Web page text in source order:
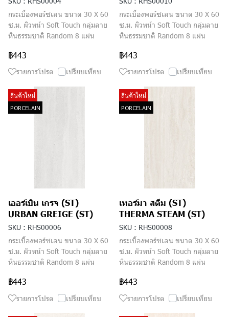
กระเบื้องพอร์ซเลน ขนาด 30 X 60
ซ.ม. ผิวหน้า Soft Touch กลุ่มลาย
หินธรรมชาติ Random 8 แผ่น
฿443
รายการโปรด เปรียบเทียบ
กระเบื้องพอร์ซเลน ขนาด 30 X 60
ซ.ม. ผิวหน้า Soft Touch กลุ่มลาย
หินธรรมชาติ Random 8 แผ่น
฿443
รายการโปรด เปรียบเทียบ
สินค้าใหม่
PORCELAIN
เออร์เบิน เกรจ (ST)
URBAN GREIGE (ST)
SKU : RHS00006
กระเบื้องพอร์ซเลน ขนาด 30 X 60
ซ.ม. ผิวหน้า Soft Touch กลุ่มลาย
หินธรรมชาติ Random 8 แผ่น
฿443
รายการโปรด เปรียบเทียบ
สินค้าใหม่
PORCELAIN
เทอร์มา สตีม (ST)
THERMA STEAM (ST)
SKU : RHS00008
กระเบื้องพอร์ซเลน ขนาด 30 X 60
ซ.ม. ผิวหน้า Soft Touch กลุ่มลาย
หินธรรมชาติ Random 8 แผ่น
฿443
รายการโปรด เปรียบเทียบ